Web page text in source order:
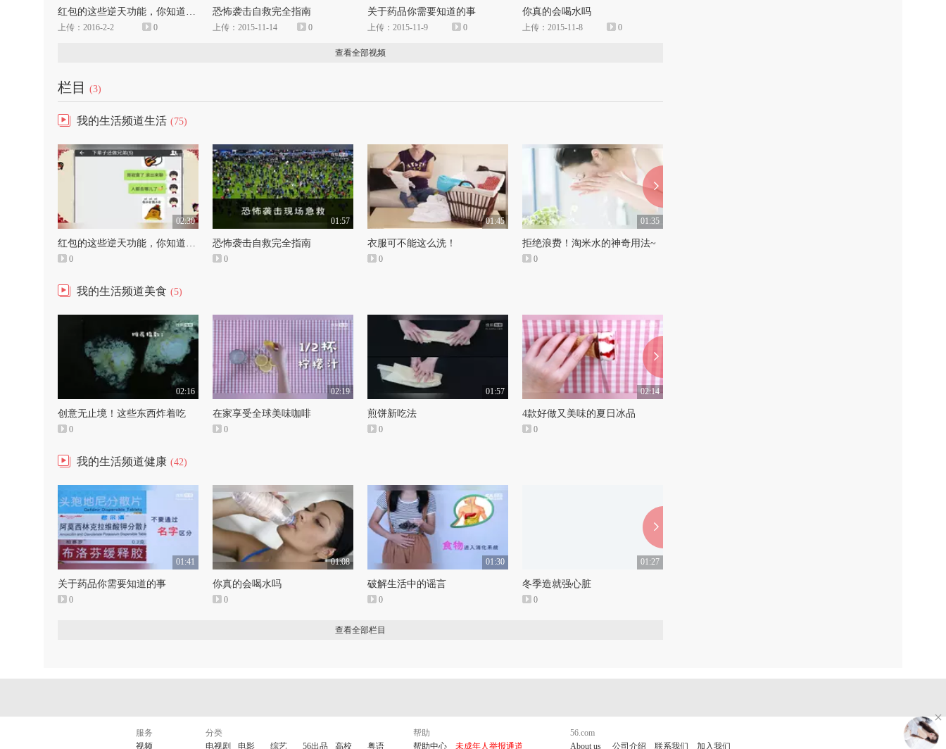
红包的这些逆天功能，你知道吗？
上传：2016-2-2 0
恐怖袭击自救完全指南
上传：2015-11-14 0
关于药品你需要知道的事
上传：2015-11-9 0
你真的会喝水吗
上传：2015-11-8 0
查看全部视频
栏目 (3)
我的生活频道生活 (75)
02:30
红包的这些逆天功能，你知道吗？
0
01:57
恐怖袭击自救完全指南
0
01:45
衣服可不能这么洗！
0
01:35
拒绝浪费！淘米水的神奇用法~
0
我的生活频道美食 (5)
02:16
创意无止境！这些东西炸着吃
0
02:19
在家享受全球美味咖啡
0
01:57
煎饼新吃法
0
02:14
4款好做又美味的夏日冰品
0
我的生活频道健康 (42)
01:41
关于药品你需要知道的事
0
01:08
你真的会喝水吗
0
01:30
破解生活中的谣言
0
01:27
冬季造就强心脏
0
查看全部栏目
服务
视频
分类
电视剧
电影 综艺 56出品 高校 粤语
帮助
帮助中心
未成年人举报通道
56.com
About us
公司介绍 联系我们 加入我们